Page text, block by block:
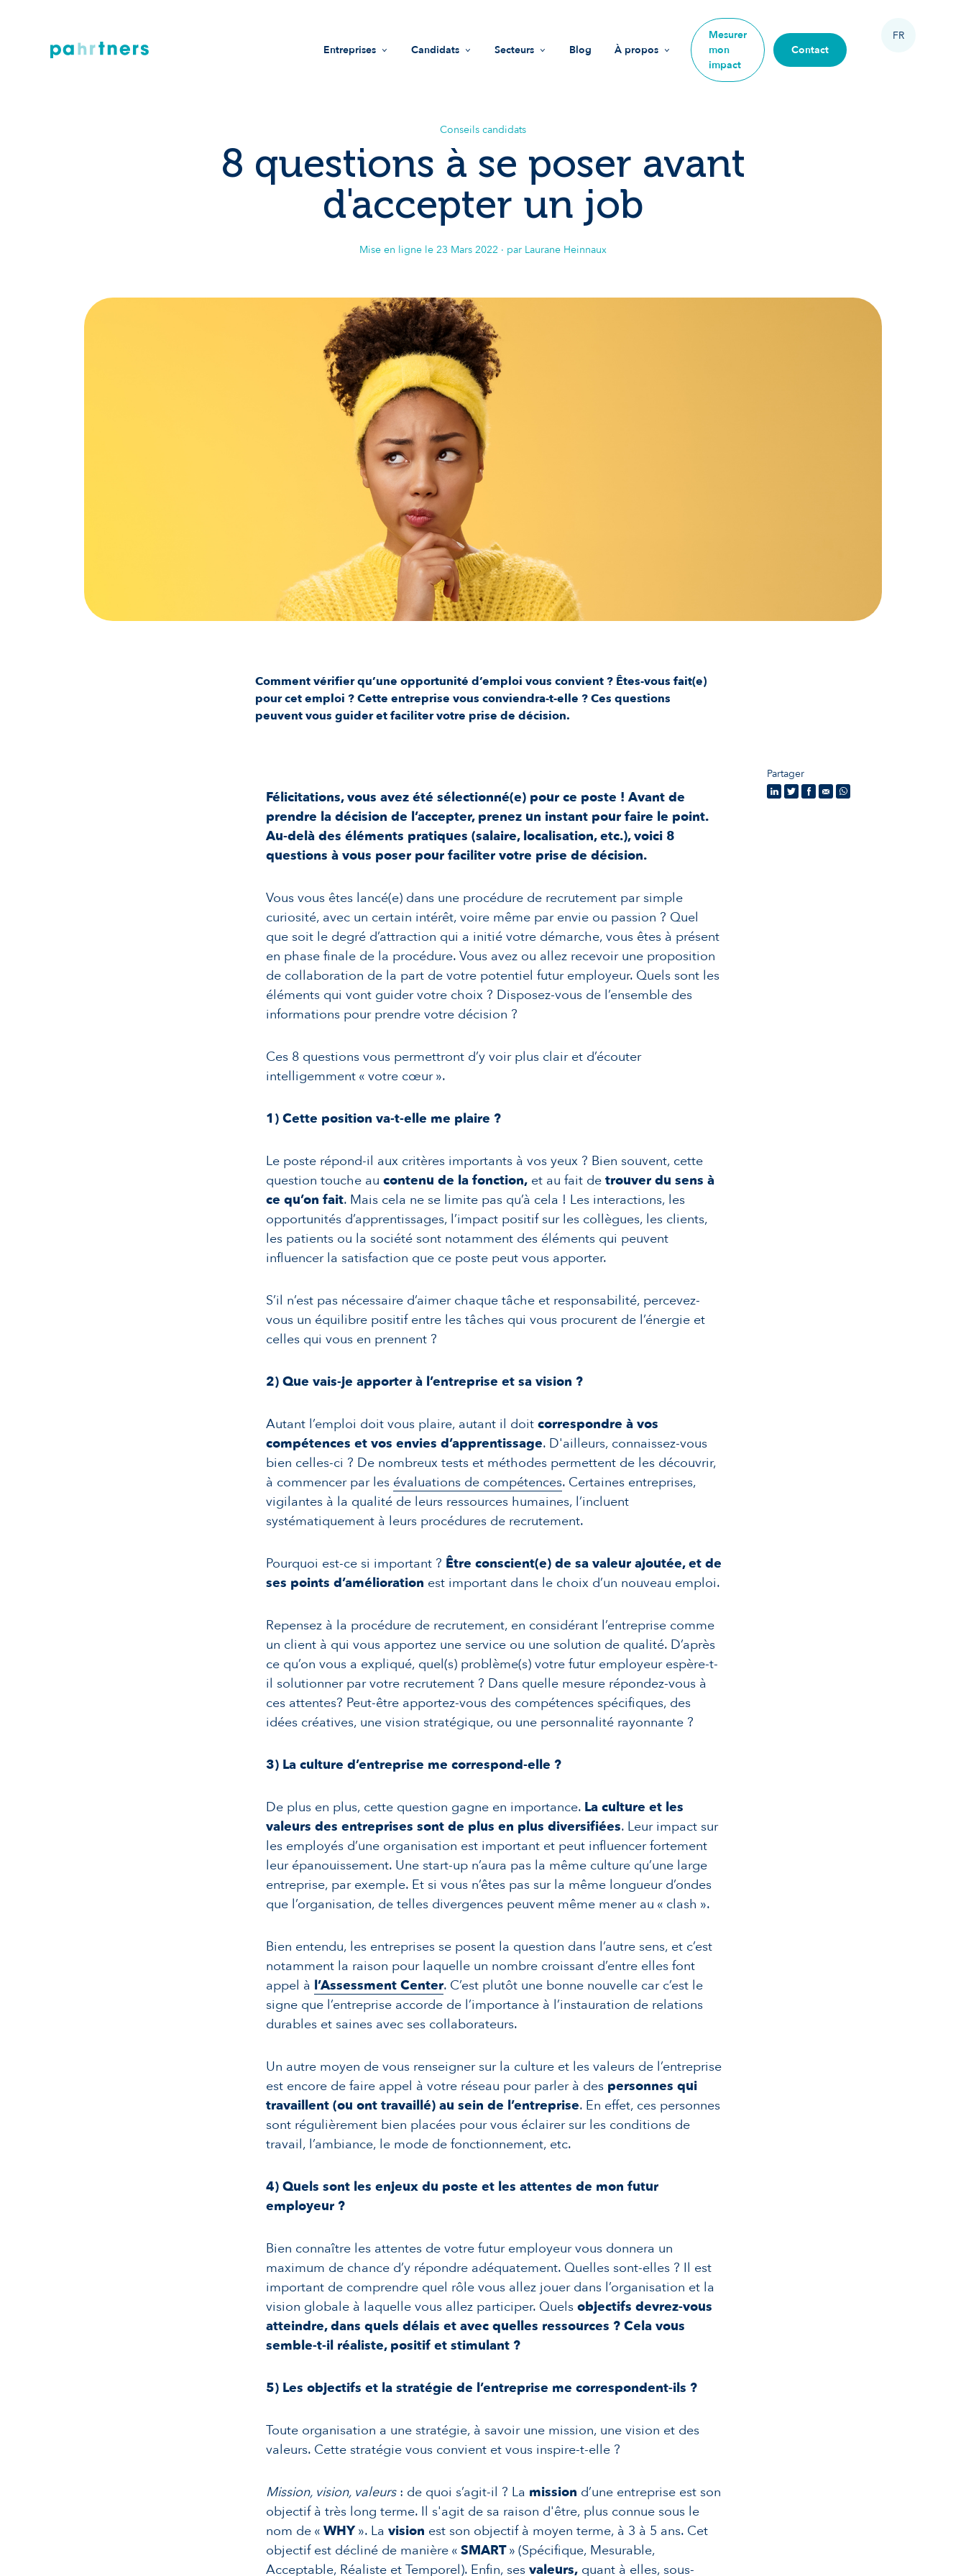
Entreprises
Guide recruteurs
Candidats
Conseils
Secteurs
Innovations & technologies
Fonds d'investissement
Blog À propos
Équipe
Nous rejoindre
Mesurer
mon
impact
Contact
FR
Conseils candidats
8 questions à se poser avant
d'accepter un job
Mise en ligne le 23 Mars 2022 · par Laurane Heinnaux
Comment vérifier qu’une opportunité d’emploi vous convient ? Êtes-vous fait(e)
pour cet emploi ? Cette entreprise vous conviendra-t-elle ? Ces questions
peuvent vous guider et faciliter votre prise de décision.
Félicitations, vous avez été sélectionné(e) pour ce poste ! Avant de
prendre la décision de l’accepter, prenez un instant pour faire le point.
Au-delà des éléments pratiques (salaire, localisation, etc.), voici 8
questions à vous poser pour faciliter votre prise de décision.
Vous vous êtes lancé(e) dans une procédure de recrutement par simple
curiosité, avec un certain intérêt, voire même par envie ou passion ? Quel
que soit le degré d’attraction qui a initié votre démarche, vous êtes à présent
en phase finale de la procédure. Vous avez ou allez recevoir une proposition
de collaboration de la part de votre potentiel futur employeur. Quels sont les
éléments qui vont guider votre choix ? Disposez-vous de l’ensemble des
informations pour prendre votre décision ?
Ces 8 questions vous permettront d’y voir plus clair et d’écouter
intelligemment « votre cœur ».
1) Cette position va-t-elle me plaire ?
Le poste répond-il aux critères importants à vos yeux ? Bien souvent, cette
question touche aucontenu de la fonction, et au fait detrouver du sens à
ce qu’on fait. Mais cela ne se limite pas qu’à cela ! Les interactions, les
opportunités d’apprentissages, l’impact positif sur les collègues, les clients,
les patients ou la société sont notamment des éléments qui peuvent
influencer la satisfaction que ce poste peut vous apporter.
S’il n’est pas nécessaire d’aimer chaque tâche et responsabilité, percevez-
vous un équilibre positif entre les tâches qui vous procurent de l’énergie et
celles qui vous en prennent ?
2) Que vais-je apporter à l’entreprise et sa vision ?
Autant l’emploi doit vous plaire, autant il doitcorrespondre à vos
compétences et vos envies d’apprentissage. D'ailleurs, connaissez-vous
bien celles-ci ? De nombreux tests et méthodes permettent de les découvrir,
à commencer par les évaluations de compétences. Certaines entreprises,
vigilantes à la qualité de leurs ressources humaines, l’incluent
systématiquement à leurs procédures de recrutement.
Pourquoi est-ce si important ? Être conscient(e) de sa valeur ajoutée, et de
ses points d’amélioration est important dans le choix d’un nouveau emploi.
Repensez à la procédure de recrutement, en considérant l’entreprise comme
un client à qui vous apportez une service ou une solution de qualité. D’après
ce qu’on vous a expliqué, quel(s) problème(s) votre futur employeur espère-t-
il solutionner par votre recrutement ? Dans quelle mesure répondez-vous à
ces attentes? Peut-être apportez-vous des compétences spécifiques, des
idées créatives, une vision stratégique, ou une personnalité rayonnante ?
3) La culture d’entreprise me correspond-elle ?
De plus en plus, cette question gagne en importance. La culture et les
valeurs des entreprises sont de plus en plus diversifiées. Leur impact sur
les employés d’une organisation est important et peut influencer fortement
leur épanouissement. Une start-up n’aura pas la même culture qu’une large
entreprise, par exemple. Et si vous n’êtes pas sur la même longueur d’ondes
que l’organisation, de telles divergences peuvent même mener au « clash ».
Bien entendu, les entreprises se posent la question dans l’autre sens, et c’est
notamment la raison pour laquelle un nombre croissant d’entre elles font
appel à l’Assessment Center. C’est plutôt une bonne nouvelle car c’est le
signe que l’entreprise accorde de l’importance à l’instauration de relations
durables et saines avec ses collaborateurs.
Un autre moyen de vous renseigner sur la culture et les valeurs de l’entreprise
est encore de faire appel à votre réseau pour parler à des personnes qui
travaillent (ou ont travaillé) au sein de l’entreprise. En effet, ces personnes
sont régulièrement bien placées pour vous éclairer sur les conditions de
travail, l’ambiance, le mode de fonctionnement, etc.
4) Quels sont les enjeux du poste et les attentes de mon futur
employeur ?
Bien connaître les attentes de votre futur employeur vous donnera un
maximum de chance d’y répondre adéquatement. Quelles sont-elles ? Il est
important de comprendre quel rôle vous allez jouer dans l’organisation et la
vision globale à laquelle vous allez participer. Quelsobjectifs devrez-vous
atteindre, dans quels délais et avec quelles ressources ? Cela vous
semble-t-il réaliste, positif et stimulant ?
5) Les objectifs et la stratégie de l’entreprise me correspondent-ils ?
Toute organisation a une stratégie, à savoir une mission, une vision et des
valeurs. Cette stratégie vous convient et vous inspire-t-elle ?
Mission, vision, valeurs: de quoi s’agit-il ? La mission d’une entreprise est son
objectif à très long terme. Il s'agit de sa raison d'être, plus connue sous le
nom de «WHY». Lavision est son objectif à moyen terme, à 3 à 5 ans. Cet
objectif est décliné de manière «SMART» (Spécifique, Mesurable,
Acceptable, Réaliste et Temporel). Enfin, sesvaleurs, quant à elles, sous-
Partager